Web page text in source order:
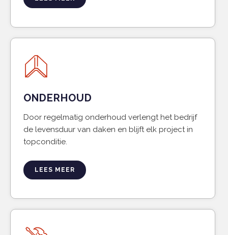
ONDERHOUD
Door regelmatig onderhoud verlengt het bedrijf
de levensduur van daken en blijft elk project in
topconditie.
LEES MEER